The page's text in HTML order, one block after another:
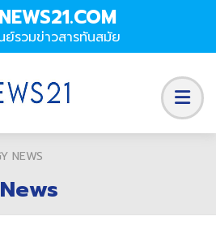
ย์รวมข่าวสารทันสมัย
NEWS